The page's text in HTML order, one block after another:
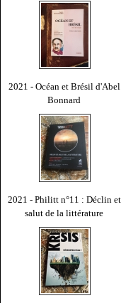
2021 - Océan et Brésil d'Abel
Bonnard
2021 - Philitt n°11 : Déclin et
salut de la littérature